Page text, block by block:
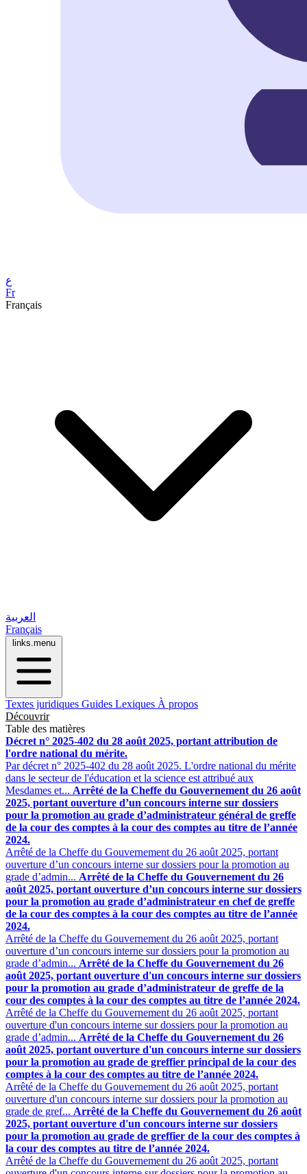
ع
Fr
Français
العربية
Français
links.menu
Textes juridiques Guides Lexiques À propos
Découvrir
Table des matières
Décret n° 2025-402 du 28 août 2025, portant attribution de
l'ordre national du mérite.
Par décret n° 2025-402 du 28 août 2025. L'ordre national du mérite
dans le secteur de l'éducation et la science est attribué aux
Mesdames et... Arrêté de la Cheffe du Gouvernement du 26 août
2025, portant ouverture d’un concours interne sur dossiers
pour la promotion au grade d’administrateur général de greffe
de la cour des comptes à la cour des comptes au titre de l’année
2024.
Arrêté de la Cheffe du Gouvernement du 26 août 2025, portant
ouverture d’un concours interne sur dossiers pour la promotion au
grade d’admin... Arrêté de la Cheffe du Gouvernement du 26
août 2025, portant ouverture d’un concours interne sur dossiers
pour la promotion au grade d’administrateur en chef de greffe
de la cour des comptes à la cour des comptes au titre de l’année
2024.
Arrêté de la Cheffe du Gouvernement du 26 août 2025, portant
ouverture d’un concours interne sur dossiers pour la promotion au
grade d’admin... Arrêté de la Cheffe du Gouvernement du 26
août 2025, portant ouverture d'un concours interne sur dossiers
pour la promotion au grade d’administrateur de greffe de la
cour des comptes à la cour des comptes au titre de l’année 2024.
Arrêté de la Cheffe du Gouvernement du 26 août 2025, portant
ouverture d'un concours interne sur dossiers pour la promotion au
grade d’admin... Arrêté de la Cheffe du Gouvernement du 26
août 2025, portant ouverture d'un concours interne sur dossiers
pour la promotion au grade de greffier principal de la cour des
comptes à la cour des comptes au titre de l’année 2024.
Arrêté de la Cheffe du Gouvernement du 26 août 2025, portant
ouverture d'un concours interne sur dossiers pour la promotion au
grade de gref... Arrêté de la Cheffe du Gouvernement du 26 août
2025, portant ouverture d'un concours interne sur dossiers
pour la promotion au grade de greffier de la cour des comptes à
la cour des comptes au titre de l’année 2024.
Arrêté de la Cheffe du Gouvernement du 26 août 2025, portant